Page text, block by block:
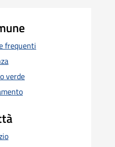
frequenti
verde